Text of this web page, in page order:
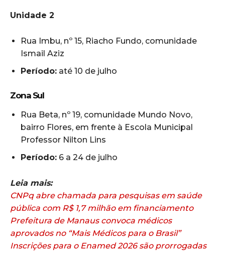
Unidade 2
Rua Imbu, nº 15, Riacho Fundo, comunidade
Ismail Aziz
Período: até 10 de julho
Zona Sul
Rua Beta, nº 19, comunidade Mundo Novo,
bairro Flores, em frente à Escola Municipal
Professor Nilton Lins
Período: 6 a 24 de julho
Leia mais:
CNPq abre chamada para pesquisas em saúde
pública com R$ 1,7 milhão em financiamento
Prefeitura de Manaus convoca médicos
aprovados no “Mais Médicos para o Brasil”
Inscrições para o Enamed 2026 são prorrogadas